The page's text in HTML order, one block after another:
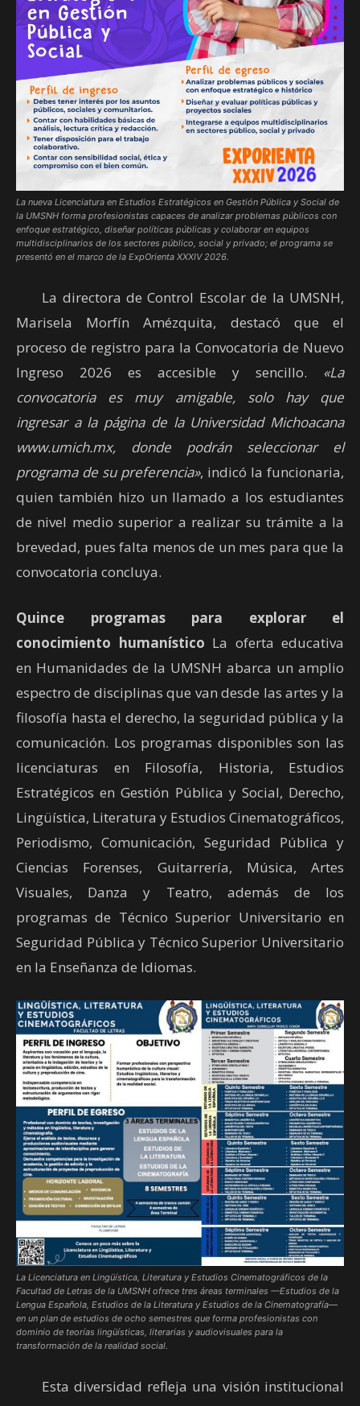
La nueva Licenciatura en Estudios Estratégicos en Gestión Pública y Social de
la UMSNH forma profesionistas capaces de analizar problemas públicos con
enfoque estratégico, diseñar políticas públicas y colaborar en equipos
multidisciplinarios de los sectores público, social y privado; el programa se
presentó en el marco de la ExpOrienta XXXIV 2026.
La directora de Control Escolar de la UMSNH,
Marisela Morfín Amézquita, destacó que el
proceso de registro para la Convocatoria de Nuevo
Ingreso 2026 es accesible y sencillo. «La
convocatoria es muy amigable, solo hay que
ingresar a la página de la Universidad Michoacana
www.umich.mx, donde podrán seleccionar el
programa de su preferencia», indicó la funcionaria,
quien también hizo un llamado a los estudiantes
de nivel medio superior a realizar su trámite a la
brevedad, pues falta menos de un mes para que la
convocatoria concluya.
Quince programas para explorar el
conocimiento humanístico La oferta educativa
en Humanidades de la UMSNH abarca un amplio
espectro de disciplinas que van desde las artes y la
filosofía hasta el derecho, la seguridad pública y la
comunicación. Los programas disponibles son las
licenciaturas en Filosofía, Historia, Estudios
Estratégicos en Gestión Pública y Social, Derecho,
Lingüística, Literatura y Estudios Cinematográficos,
Periodismo, Comunicación, Seguridad Pública y
Ciencias Forenses, Guitarrería, Música, Artes
Visuales, Danza y Teatro, además de los
programas de Técnico Superior Universitario en
Seguridad Pública y Técnico Superior Universitario
en la Enseñanza de Idiomas.
La Licenciatura en Lingüística, Literatura y Estudios Cinematográficos de la
Facultad de Letras de la UMSNH ofrece tres áreas terminales —Estudios de la
Lengua Española, Estudios de la Literatura y Estudios de la Cinematografía—
en un plan de estudios de ocho semestres que forma profesionistas con
dominio de teorías lingüísticas, literarias y audiovisuales para la
transformación de la realidad social.
Esta diversidad refleja una visión institucional